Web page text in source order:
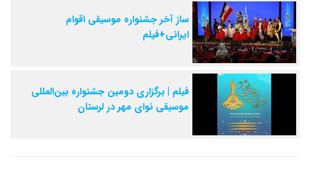
ساز آخر جشنواره موسیقی اقوام
ایرانی+فیلم
فیلم | برگزاری دومین جشنواره بین‌المللی
موسیقی نوای مهر در لرستان